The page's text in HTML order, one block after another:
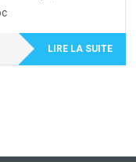
LIRE LA SUITE